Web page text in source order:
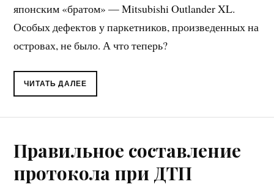
японским «братом» — Mitsubishi Outlander XL.
Особых дефектов у паркетников, произведенных на
островах, не было. А что теперь?
ЧИТАТЬ ДАЛЕЕ
Правильное составление
протокола при ДТП